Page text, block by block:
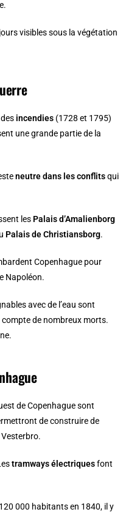
visibles sous la végétation
incendies (1728 et 1795)
une grande partie de la
neutre dans les conflitsqui
les Palais d’Amalienborg
Palais de Christiansborg.
Copenhague pour
Napoléon.
avec de l’eau sont
compte de nombreux morts.
de Copenhague sont
de construire de
Vesterbro.
tramways électriquesfont
000 habitants en 1840, il y